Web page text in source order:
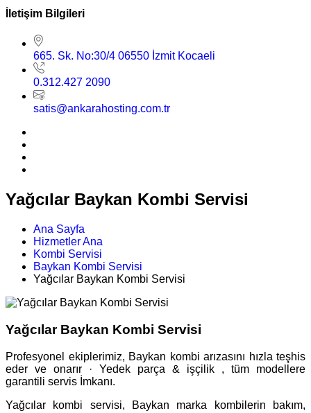
İletişim Bilgileri
665. Sk. No:30/4 06550 İzmit Kocaeli
0.312.427 2090
satis@ankarahosting.com.tr
Yağcılar Baykan Kombi Servisi
Ana Sayfa
Hizmetler Ana
Kombi Servisi
Baykan Kombi Servisi
Yağcılar Baykan Kombi Servisi
Yağcılar Baykan Kombi Servisi
Profesyonel ekiplerimiz, Baykan kombi arızasını hızla teşhis
eder ve onarır · Yedek parça & işçilik , tüm modellere
garantili servis İmkanı.
Yağcılar kombi servisi, Baykan marka kombilerin bakım,